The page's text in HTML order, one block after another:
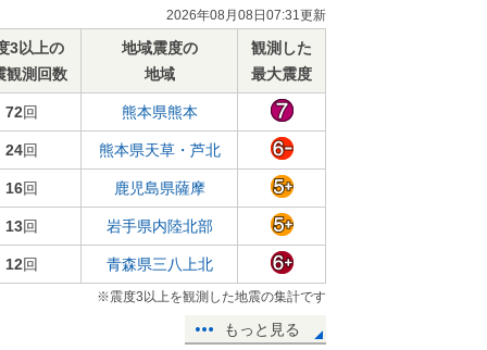
2026年08月08日07:31更新
3以上の
観測回数
地域震度の
地域
観測した
最大震度
72回 熊本県熊本
24回 熊本県天草・芦北
16回 鹿児島県薩摩
13回 岩手県内陸北部
12回 青森県三八上北
※震度3以上を観測した地震の集計です
もっと見る